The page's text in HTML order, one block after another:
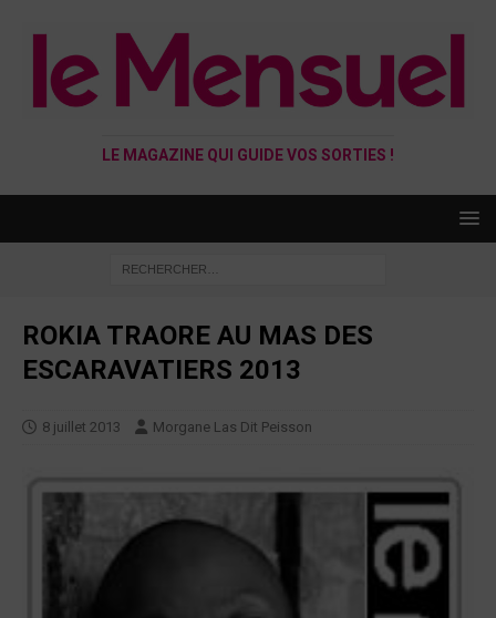
LE MAGAZINE QUI GUIDE VOS SORTIES !
ROKIA TRAORE AU MAS DES
ESCARAVATIERS 2013
8 juillet 2013 Morgane Las Dit Peisson